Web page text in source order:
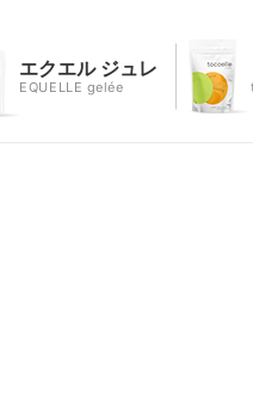
エクエル ジュレ
EQUELLE gelée